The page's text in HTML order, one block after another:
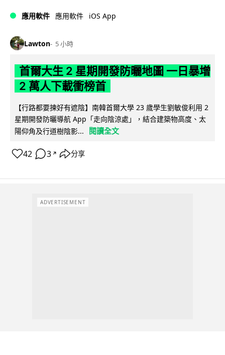
應用軟件 應用軟件 iOS App
Lawton 5 小時
首爾大生 2 星期開發防曬地圖 一日暴增
2 萬人下載衝榜首
【行路都要揀好有遮陰】南韓首爾大學 23 歲學生劉敏俊利用 2
星期開發防曬導航 App「走向陰涼處」，結合建築物高度、太
陽仰角及行道樹陰影...
閱讀全文
42 3 ↗ 分享
ADVERTISEMENT